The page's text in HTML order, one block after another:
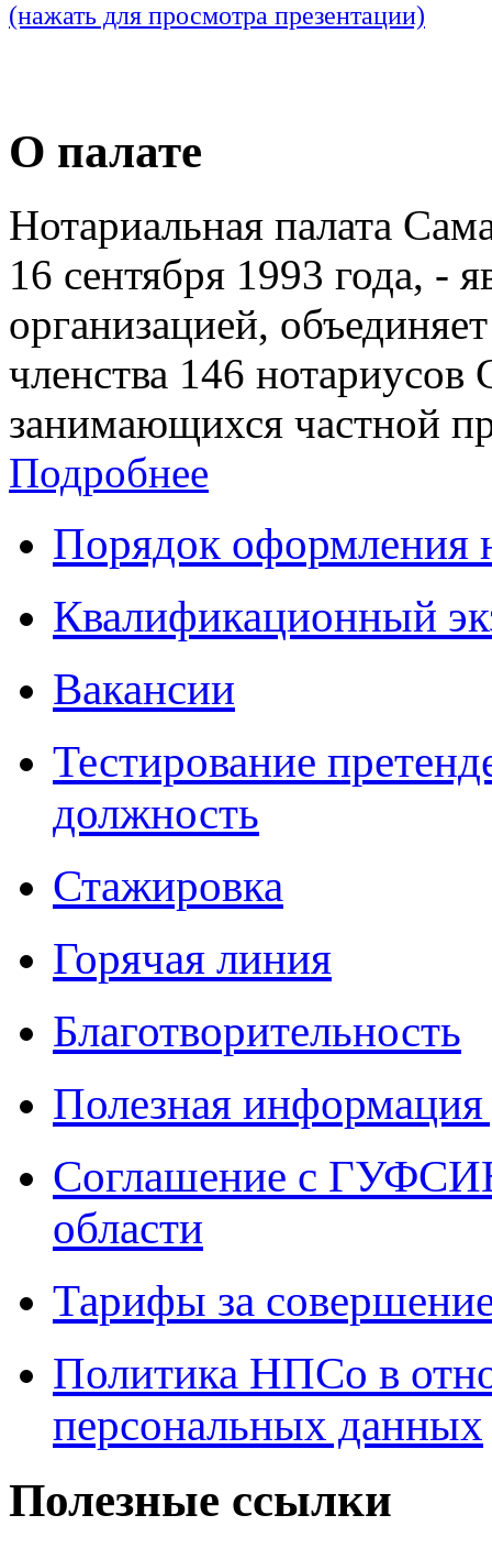
(нажать для просмотра презентации)
О палате
Нотариальная палата
16 сентября 1993 года, -
организацией,
членства 146 нотариусов
занимающихся частной
Подробнее
Порядок оформления
Квалификационный
Вакансии
Тестирование
должность
Стажировка
Горячая линия
Благотворительность
Полезная
Соглашение с
области
Тарифы за
Политика НПСо в
персональных данных
Полезные ссылки